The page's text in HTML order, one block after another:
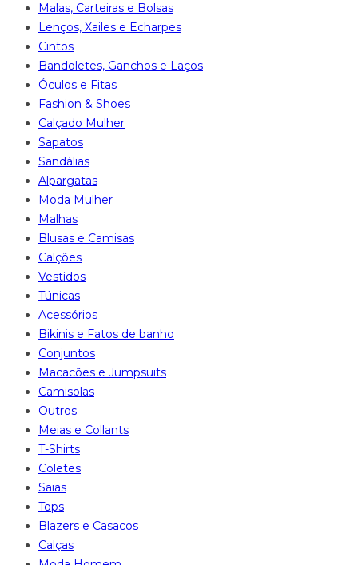
Malas, Carteiras e Bolsas
Lenços, Xailes e Echarpes
Cintos
Bandoletes, Ganchos e Laços
Óculos e Fitas
Fashion & Shoes
Calçado Mulher
Sapatos
Sandálias
Alpargatas
Moda Mulher
Malhas
Blusas e Camisas
Calções
Vestidos
Túnicas
Acessórios
Bikinis e Fatos de banho
Conjuntos
Macacões e Jumpsuits
Camisolas
Outros
Meias e Collants
T-Shirts
Coletes
Saias
Tops
Blazers e Casacos
Calças